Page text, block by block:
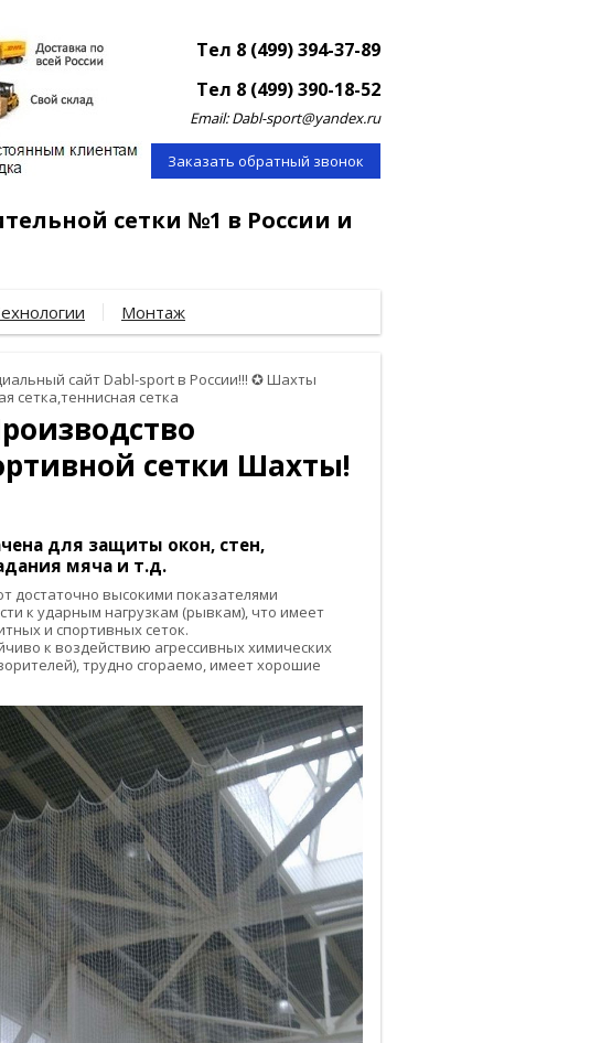
Тел 8 (499) 394-37-89
Тел 8 (499) 390-18-52
Email: Dabl-sport@yandex.ru
Заказать обратный звонок
сетки №1 в России и
Монтаж
сайт Dabl-sport в России!!! ✪ Шахты
сетка,теннисная сетка
сетки Шахты!
для защиты окон, стен,
мяча и т.д.
достаточно высокими показателями
к ударным нагрузкам (рывкам), что имеет
и спортивных сеток.
к воздействию агрессивных химических
трудно сгораемо, имеет хорошие